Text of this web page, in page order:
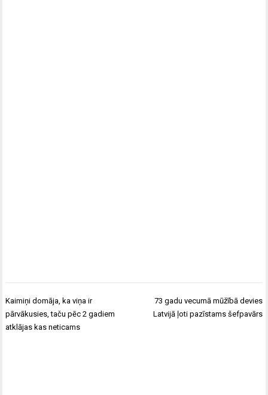
Ziņu
izvēlne
Kaimiņi domāja, ka viņa ir
pārvākusies, taču pēc 2 gadiem
atklājas kas neticams
73 gadu vecumā mūžībā devies
Latvijā ļoti pazīstams šefpavārs